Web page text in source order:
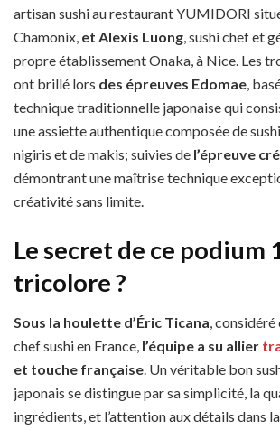
artisan sushi au restaurant YUMIDORI
Chamonix, et Alexis Luong, sushi chef et
propre établissement Onaka, à Nice. Les
ont brillé lors des épreuves Edomae,
technique traditionnelle japonaise qui
une assiette authentique composée de
nigiris et de makis; suivies de l’épreuve
démontrant une maîtrise technique
créativité sans limite.
Le secret de ce podium
tricolore ?
Sous la houlette d’Éric Ticana,
chef sushi en France, l’équipe a su allier
et touche française. Un véritable bon
japonais se distingue par sa simplicité, la
ingrédients, et l’attention aux détails dans